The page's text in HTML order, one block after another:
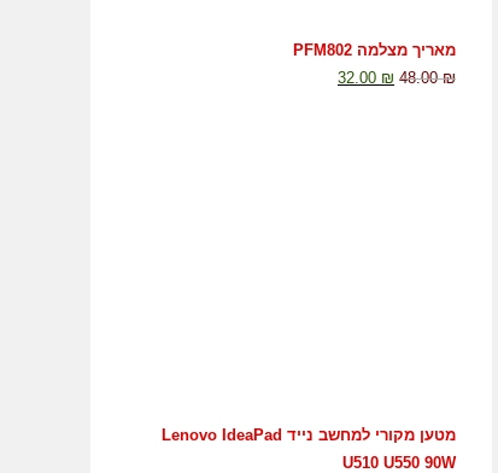
מאריך מצלמה PFM802
48.00₪
32.00 ₪
מטען מקורי למחשב נייד Lenovo IdeaPad
U510 U550 90W